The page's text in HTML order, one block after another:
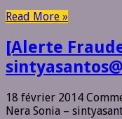
Read More »
[Alerte
18 février 2014
Nera Sonia –